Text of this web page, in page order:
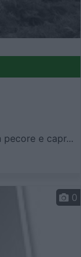
e capr...
0